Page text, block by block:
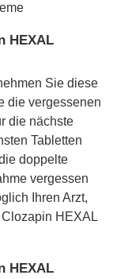
HEXAL
Sie diese
die vergessenen
die nächste
Tabletten
doppelte
vergessen
Ihren Arzt,
HEXAL
HEXAL